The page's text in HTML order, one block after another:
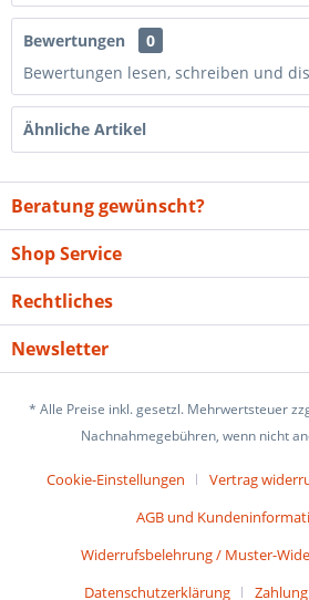
Bewertungen
0
Bewertungen lesen, schreiben und
Ähnliche Artikel
Beratung gewünscht?
Shop Service
Rechtliches
Newsletter
* Alle Preise inkl. gesetzl. Mehrwertsteuer
Nachnahmegebühren, wenn nicht
Cookie-Einstellungen Vertrag
AGB und
Widerrufsbelehrung / Muster-
Datenschutzerklärung